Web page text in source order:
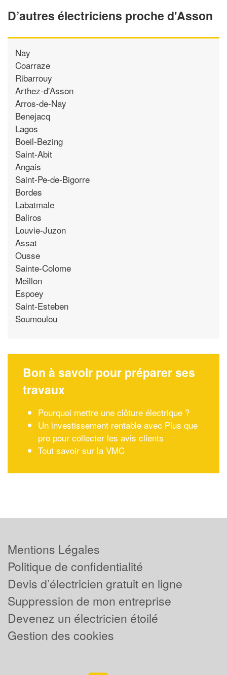
D’autres électriciens proche d'Asson
Nay
Coarraze
Ribarrouy
Arthez-d'Asson
Arros-de-Nay
Benejacq
Lagos
Boeil-Bezing
Saint-Abit
Angais
Saint-Pe-de-Bigorre
Bordes
Labatmale
Baliros
Louvie-Juzon
Assat
Ousse
Sainte-Colome
Meillon
Espoey
Saint-Esteben
Soumoulou
Bon à savoir pour préparer ses
travaux
Pourquoi mettre une clôture électrique ?
Un investissement rentable avec Plus que
pro pour collecter les avis clients
Tout savoir sur la VMC
Mentions Légales
Politique de confidentialité
Devis d’électricien gratuit en ligne
Suppression de mon entreprise
Devenez un électricien étoilé
Gestion des cookies